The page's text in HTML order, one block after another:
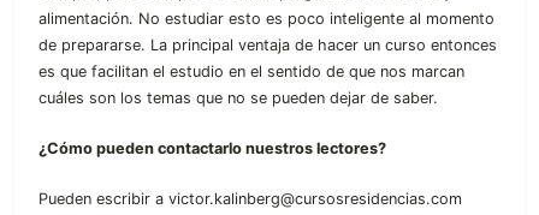
alimentación. No estudiar esto es poco inteligente al momento
de prepararse. La principal ventaja de hacer un curso entonces
es que facilitan el estudio en el sentido de que nos marcan
cuáles son los temas que no se pueden dejar de saber.
¿Cómo pueden contactarlo nuestros lectores?
Pueden escribir a victor.kalinberg@cursosresidencias.com